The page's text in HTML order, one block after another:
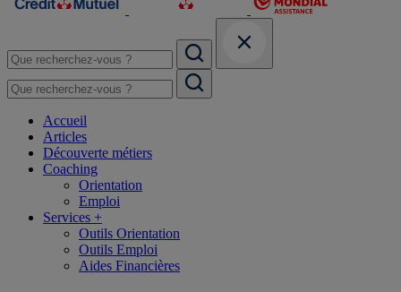
Accueil
Articles
Découverte métiers
Coaching
Orientation
Emploi
Services +
Outils Orientation
Outils Emploi
Aides Financières